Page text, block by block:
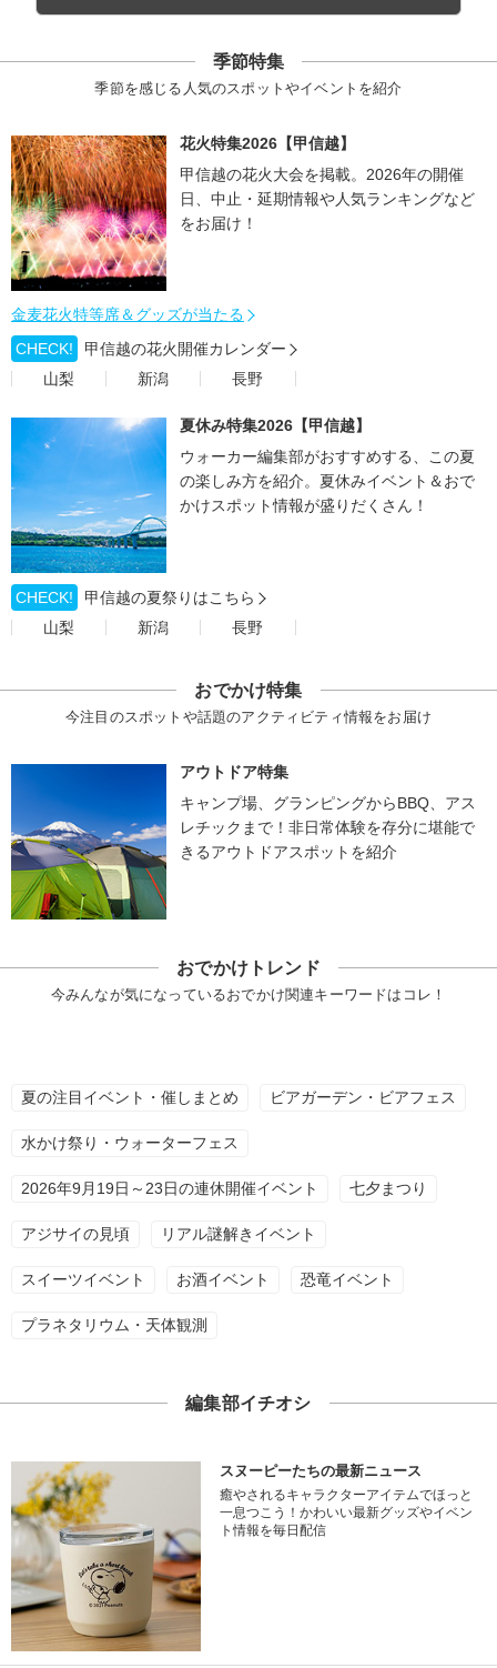
季節特集
季節を感じる人気のスポットやイベントを紹介
花火特集2026【甲信越】
甲信越の花火大会を掲載。2026年の開催
日、中止・延期情報や人気ランキングなど
をお届け！
金麦花火特等席＆グッズが当たる
CHECK!
甲信越の花火開催カレンダー
山梨
新潟 長野
夏休み特集2026【甲信越】
ウォーカー編集部がおすすめする、この夏
の楽しみ方を紹介。夏休みイベント＆おで
かけスポット情報が盛りだくさん！
CHECK!
甲信越の夏祭りはこちら
山梨
新潟 長野
おでかけ特集
今注目のスポットや話題のアクティビティ情報をお届け
アウトドア特集
キャンプ場、グランピングからBBQ、アス
レチックまで！非日常体験を存分に堪能で
きるアウトドアスポットを紹介
おでかけトレンド
今みんなが気になっているおでかけ関連キーワードはコレ！
夏の注目イベント・催しまとめ ビアガーデン・ビアフェス
水かけ祭り・ウォーターフェス
2026年9月19日～23日の連休開催イベント 七夕まつり
アジサイの見頃 リアル謎解きイベント
スイーツイベント お酒イベント 恐竜イベント
プラネタリウム・天体観測
編集部イチオシ
スヌーピーたちの最新ニュース
癒やされるキャラクターアイテムでほっと
一息つこう！かわいい最新グッズやイベン
ト情報を毎日配信